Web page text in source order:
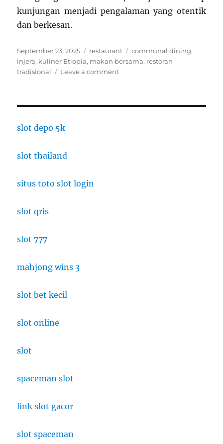
kunjungan menjadi pengalaman yang otentik
dan berkesan.
Posted
on
September 23, 2025 Categories
restaurant Tags
communal dining,
injera, kuliner Etiopia, makan bersama, restoran
tradisional
Leave a commenton
slot depo 5k
slot thailand
situs toto slot login
slot qris
slot 777
mahjong wins 3
slot bet kecil
slot online
slot
spaceman slot
link slot gacor
slot spaceman